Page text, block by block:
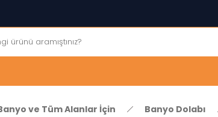
5'er cm Aralıklarla 35 cm'den 100 cm'e
% 100 Mdf Tekerlekli Masa ile Uzun
Kaliteli hizmet, güvenli alışveriş ve
ve Tüm Alanlar İçin Banyo Dolabı